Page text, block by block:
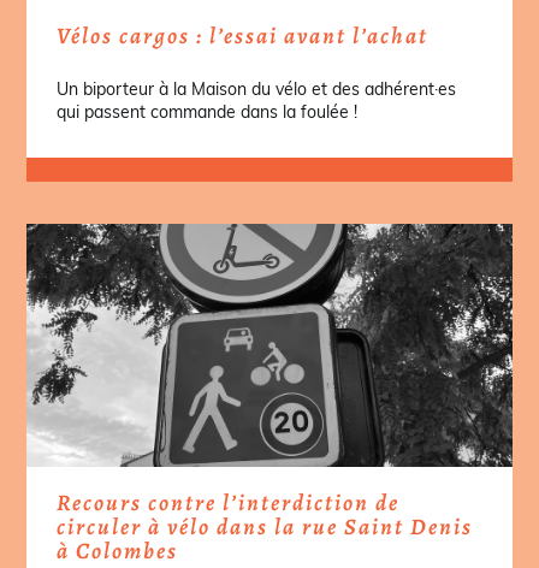
Vélos cargos : l’essai avant l’achat
Un biporteur à la Maison du vélo et des adhérent·es
qui passent commande dans la foulée !
Recours contre l’interdiction de
circuler à vélo dans la rue Saint Denis
à Colombes